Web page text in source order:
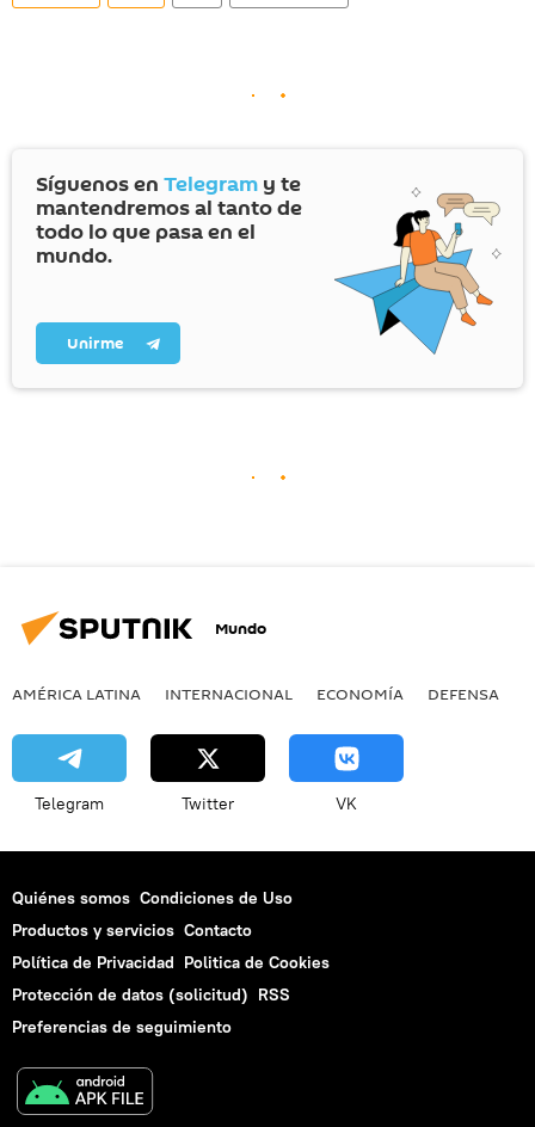
Síguenos en Telegram y te
mantendremos al tanto de
todo lo que pasa en el
mundo.
Unirme
Mundo
AMÉRICA LATINA INTERNACIONAL ECONOMÍA DEFENSA
Telegram Twitter VK
Quiénes somos Condiciones de Uso
Productos y servicios Contacto
Política de Privacidad Politica de Cookies
Protección de datos (solicitud) RSS
Preferencias de seguimiento